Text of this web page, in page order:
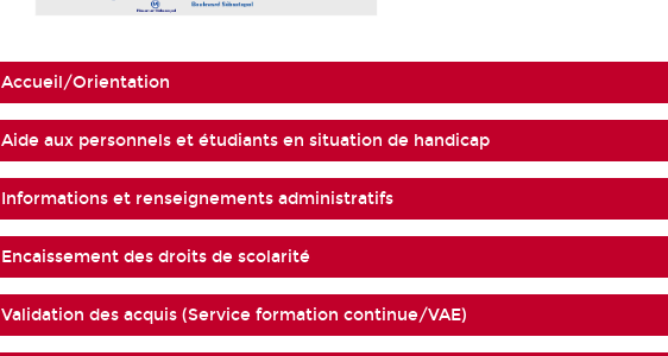
Accueil/Orientation
Aide aux personnels et étudiants en situation de handicap
Informations et renseignements administratifs
Encaissement des droits de scolarité
Validation des acquis (Service formation continue/VAE)